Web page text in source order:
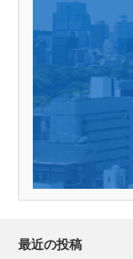
最近の投稿